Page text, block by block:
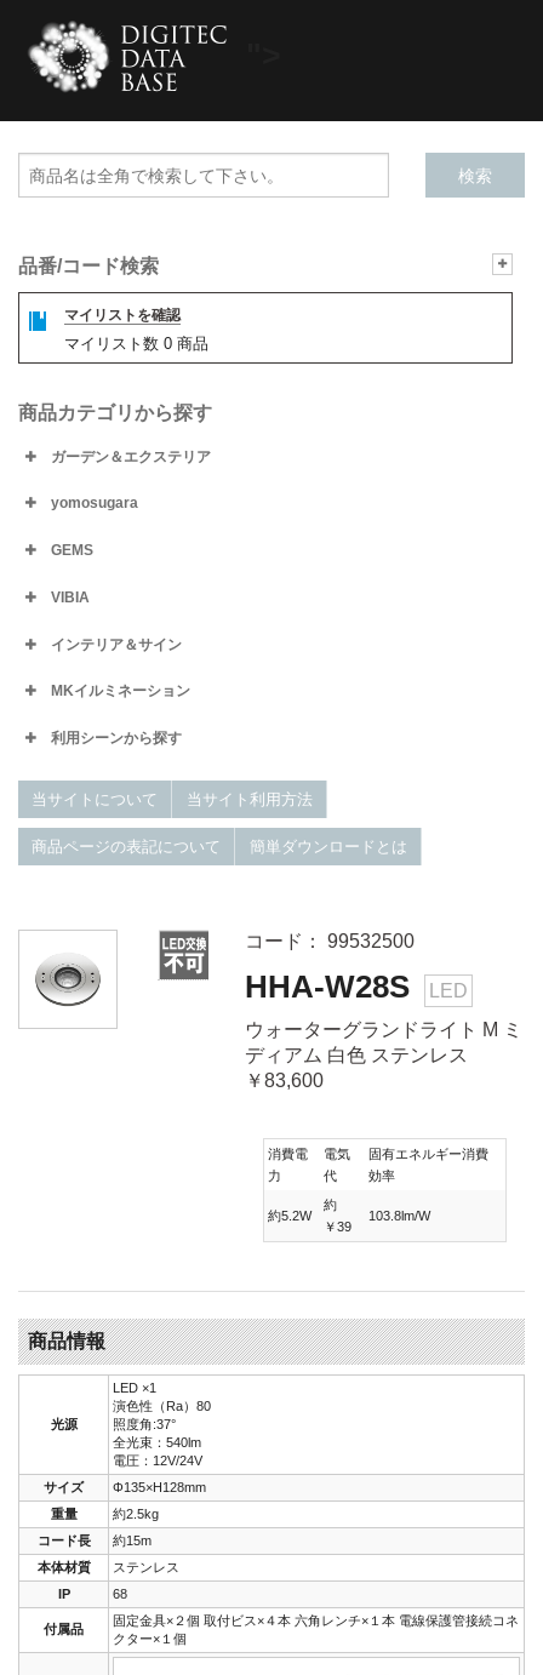
品番/コード検索
マイリストを確認
マイリスト数 0 商品
商品カテゴリから探す
ガーデン＆エクステリア
yomosugara
GEMS
VIBIA
インテリア＆サイン
MKイルミネーション
利用シーンから探す
当サイトについて 当サイト利用方法
商品ページの表記について 簡単ダウンロードとは
コード： 99532500
HHA-W28S
LED
ウォーターグランドライト M ミ
ディアム 白色 ステンレス
￥83,600
消費電
力
電気
代
固有エネルギー消費
効率
約5.2W
約
￥39
103.8lm/W
商品情報
光源
LED ×1
演色性（Ra）80
照度角:37°
全光束：540lm
電圧：12V/24V
サイズ
Φ135×H128mm
重量
約2.5kg
コード長
約15m
本体材質
ステンレス
IP
68
付属品
固定金具×２個 取付ビス×４本 六角レンチ×１本 電線保護管接続コネ
クター×１個